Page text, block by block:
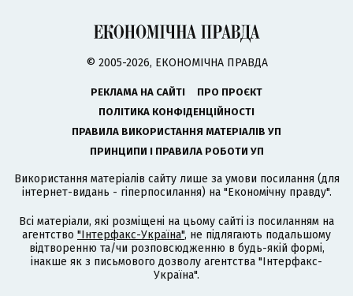
© 2005-2026, ЕКОНОМІЧНА ПРАВДА
РЕКЛАМА НА САЙТІ
ПРО ПРОЄКТ
ПОЛІТИКА КОНФІДЕНЦІЙНОСТІ
ПРАВИЛА ВИКОРИСТАННЯ МАТЕРІАЛІВ УП
ПРИНЦИПИ І ПРАВИЛА РОБОТИ УП
Використання матеріалів сайту лише за умови посилання (для
інтернет-видань - гіперпосилання) на "Економічну правду".
Всі матеріали, які розміщені на цьому сайті із посиланням на
агентство "Інтерфакс-Україна", не підлягають подальшому
відтворенню та/чи розповсюдженню в будь-якій формі,
інакше як з письмового дозволу агентства "Інтерфакс-
Україна".